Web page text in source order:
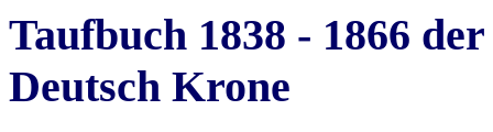
Taufbuch 1838 - 1866
Deutsch Krone